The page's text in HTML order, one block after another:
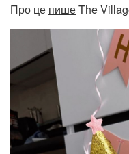
Про це пишеThe